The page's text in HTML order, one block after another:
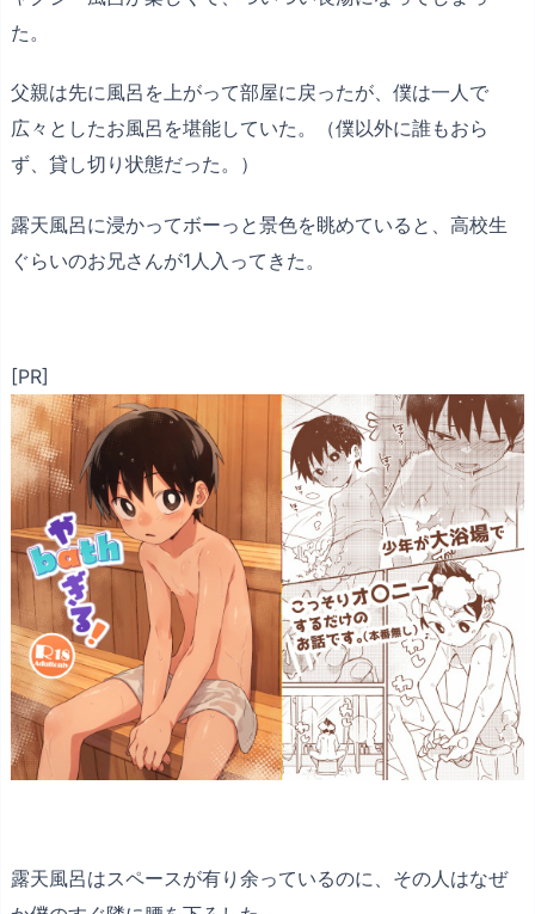
た。
父親は先に風呂を上がって部屋に戻ったが、僕は一人で
広々としたお風呂を堪能していた。（僕以外に誰もおら
ず、貸し切り状態だった。）
露天風呂に浸かってボーっと景色を眺めていると、高校生
ぐらいのお兄さんが1人入ってきた。
[PR]
露天風呂はスペースが有り余っているのに、その人はなぜ